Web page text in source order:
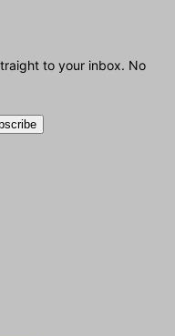
to your inbox. No